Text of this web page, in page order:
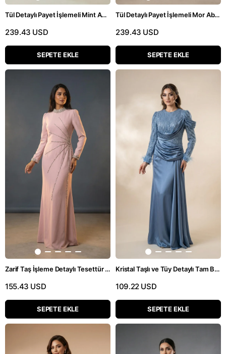
Tül Detaylı Payet İşlemeli Mint Abiye Elbise
239.43 USD
SEPETE EKLE
Tül Detaylı Payet İşlemeli Mor Abiye Elbise
239.43 USD
SEPETE EKLE
Zarif Taş İşleme Detaylı Tesettür Pudra Uzun Elbise
155.43 USD
SEPETE EKLE
Kristal Taşlı ve Tüy Detaylı Tam Boy Mavi Tesettür Abiye
109.22 USD
SEPETE EKLE